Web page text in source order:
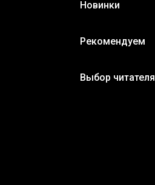
Новинки
Рекомендуем
Выбор читателя